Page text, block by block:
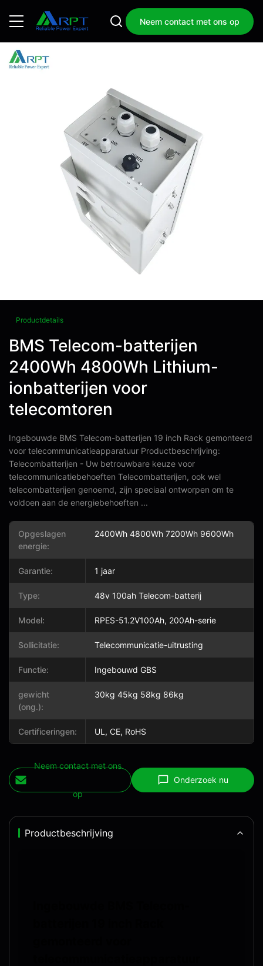
Neem contact met ons op
Productdetails
BMS Telecom-batterijen
2400Wh 4800Wh Lithium-
ionbatterijen voor
telecomtoren
Ingebouwde BMS Telecom-batterijen 19 inch Rack gemonteerd
voor telecommunicatieapparatuur Productbeschrijving:
Telecombatterijen - Uw betrouwbare keuze voor
telecommunicatiebehoeften Telecombatterijen, ook wel
telecombatterijen genoemd, zijn speciaal ontworpen om te
voldoen aan de energiebehoeften ...
Opgeslagen
energie:
2400Wh 4800Wh 7200Wh 9600Wh
Garantie: 1 jaar
Type: 48v 100ah Telecom-batterij
Model: RPES-51.2V100Ah, 200Ah-serie
Sollicitatie: Telecommunicatie-uitrusting
Functie: Ingebouwd GBS
gewicht
(ong.):
30kg 45kg 58kg 86kg
Certificeringen: UL, CE, RoHS
Neem contact met ons
op
Onderzoek nu
Productbeschrijving